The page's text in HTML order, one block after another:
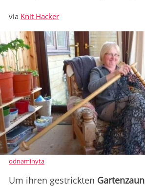
via Knit Hacker
odnaminyta
Um ihren gestrickten Gartenzaun